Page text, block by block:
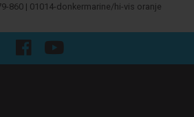
860 | 01014-donkermarine/hi-vis oranje